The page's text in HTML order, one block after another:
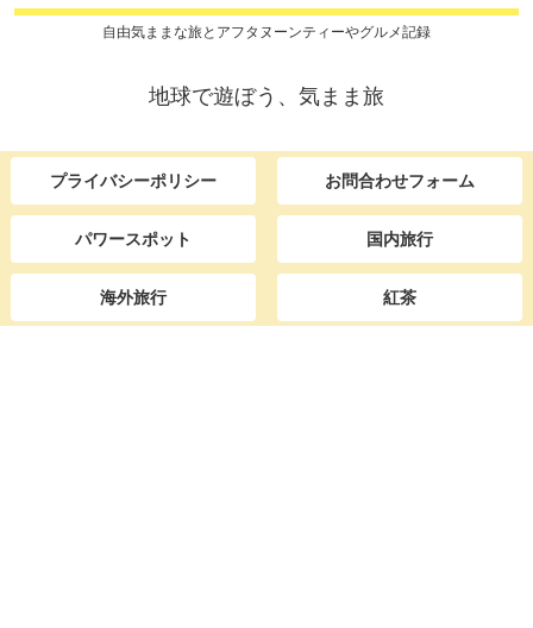
自由気ままな旅とアフタヌーンティーやグルメ記録
地球で遊ぼう、気まま旅
プライバシーポリシー お問合わせフォーム
パワースポット 国内旅行
海外旅行 紅茶